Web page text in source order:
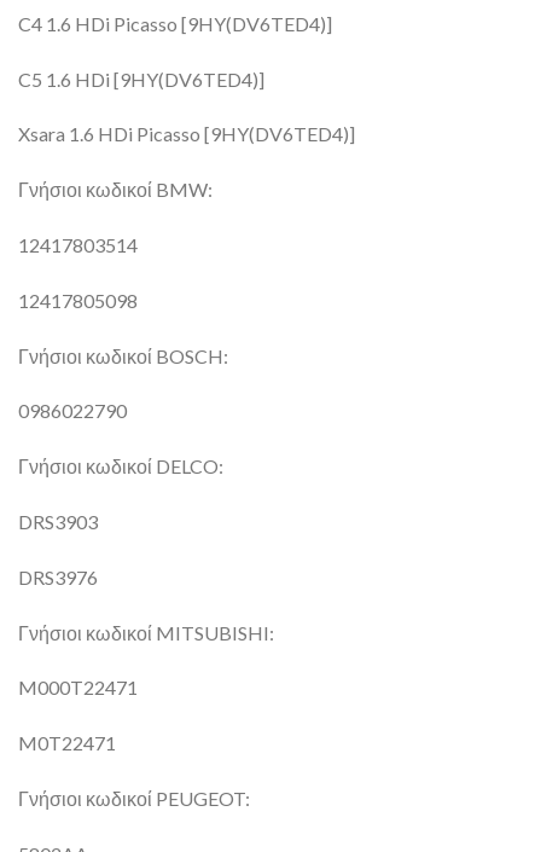
C4 1.6 HDi Picasso [9HY(DV6TED4)]
C5 1.6 HDi [9HY(DV6TED4)]
Xsara 1.6 HDi Picasso [9HY(DV6TED4)]
Γνήσιοι κωδικοί BMW:
12417803514
12417805098
Γνήσιοι κωδικοί BOSCH:
0986022790
Γνήσιοι κωδικοί DELCO:
DRS3903
DRS3976
Γνήσιοι κωδικοί MITSUBISHI:
M000T22471
M0T22471
Γνήσιοι κωδικοί PEUGEOT: